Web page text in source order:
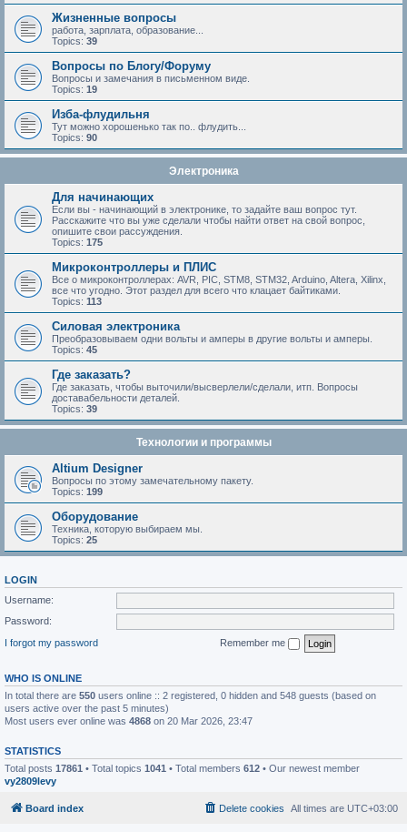
Жизненные вопросы
работа, зарплата, образование...
Topics: 39
Вопросы по Блогу/Форуму
Вопросы и замечания в письменном виде.
Topics: 19
Изба-флудильня
Тут можно хорошенько так по.. флудить...
Topics: 90
Электроника
Для начинающих
Если вы - начинающий в электронике, то задайте ваш вопрос тут.
Расскажите что вы уже сделали чтобы найти ответ на свой вопрос,
опишите свои рассуждения.
Topics: 175
Микроконтроллеры и ПЛИС
Все о микроконтроллерах: AVR, PIC, STM8, STM32, Arduino, Altera, Xilinx,
все что угодно. Этот раздел для всего что клацает байтиками.
Topics: 113
Силовая электроника
Преобразовываем одни вольты и амперы в другие вольты и амперы.
Topics: 45
Где заказать?
Где заказать, чтобы выточили/высверлели/сделали, итп. Вопросы
доставабельности деталей.
Topics: 39
Технологии и программы
Altium Designer
Вопросы по этому замечательному пакету.
Topics: 199
Оборудование
Техника, которую выбираем мы.
Topics: 25
LOGIN
Username:
Password:
I forgot my password
Remember me
WHO IS ONLINE
In total there are 550 users online :: 2 registered, 0 hidden and 548 guests (based on
users active over the past 5 minutes)
Most users ever online was 4868 on 20 Mar 2026, 23:47
STATISTICS
Total posts 17861 • Total topics 1041 • Total members 612 • Our newest member
vy2809levy
Board index All times are UTC+03:00
Delete cookies